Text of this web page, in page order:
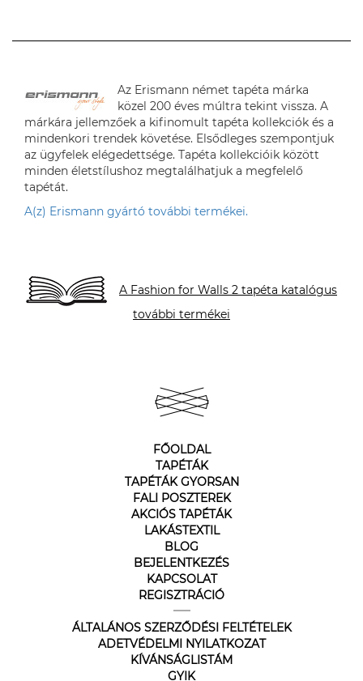
Az Erismann német tapéta márka
közel 200 éves múltra tekint vissza. A
márkára jellemzőek a kifinomult tapéta kollekciók és a
mindenkori trendek követése. Elsődleges szempontjuk
az ügyfelek elégedettsége. Tapéta kollekcióik között
minden életstílushoz megtalálhatjuk a megfelelő
tapétát.
A(z) Erismann gyártó további termékei.
A Fashion for Walls 2 tapéta katalógus
további termékei
FŐOLDAL
TAPÉTÁK
TAPÉTÁK GYORSAN
FALI POSZTEREK
AKCIÓS TAPÉTÁK
LAKÁSTEXTIL
BLOG
BEJELENTKEZÉS
KAPCSOLAT
REGISZTRÁCIÓ
ÁLTALÁNOS SZERZŐDÉSI FELTÉTELEK
ADETVÉDELMI NYILATKOZAT
KÍVÁNSÁGLISTÁM
GYIK